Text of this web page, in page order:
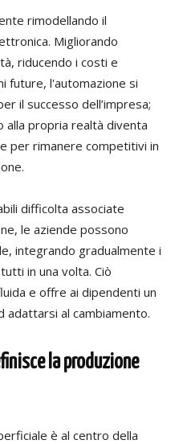
rimodellando il
Migliorando
, riducendo i costi e
future, l'automazione si
il successo dell’impresa;
alla propria realtà diventa
per rimanere competitivi in
difficolta associate
le aziende possono
integrando gradualmente i
in una volta. Ciò
e offre ai dipendenti un
adattarsi al cambiamento.
la produzione
è al centro della